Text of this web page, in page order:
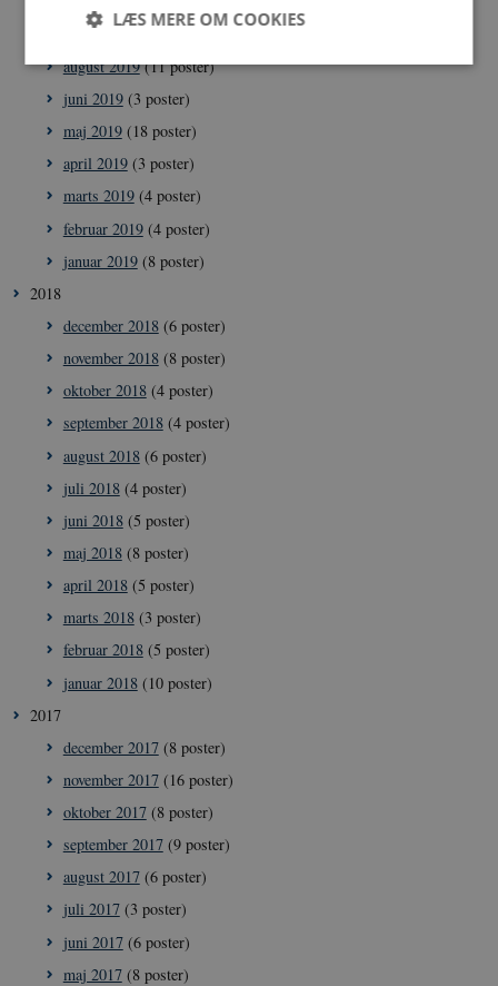
september 2019
august 2019(11 poster)
juni 2019(3 poster)
maj 2019(18 poster)
april 2019(3 poster)
marts 2019(4 poster)
februar 2019(4 poster)
januar 2019(8 poster)
2018
december 2018(6 poster)
november 2018(8 poster)
oktober 2018(4 poster)
september 2018(4 poster)
august 2018(6 poster)
juli 2018(4 poster)
juni 2018(5 poster)
maj 2018(8 poster)
april 2018(5 poster)
marts 2018(3 poster)
februar 2018(5 poster)
januar 2018(10 poster)
2017
december 2017(8 poster)
november 2017(16 poster)
oktober 2017(8 poster)
september 2017(9 poster)
august 2017(6 poster)
juli 2017(3 poster)
juni 2017(6 poster)
maj 2017(8 poster)
LÆS MERE OM COOKIES
Nødvendige
hjemmesiden brugbar ved at aktivere nogle
Hjemmesiden kan ikke fungerer uden disse cookies.
Navn
VISITOR_PRIVACY_METADATA
__Secure-
typo3nonce_uOhyiEDPI1K_SmLRNTS49Q